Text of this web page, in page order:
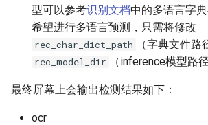
型可以参考识别文档中的多语言字
希望进行多语言预测，只需将修改
rec_char_dict_path （字典文件路
rec_model_dir （inference模型路
最终屏幕上会输出检测结果如下：
ocr